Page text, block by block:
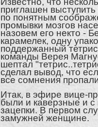
приглашен
по понятным
промывки мозгов
назовем его некто -
карамелек, одну
поддержанный
команды Верея
шептал
сделал вывод, что
все сомнения
Итак, в эфире вице-
были и каверзные и
зацепки. В первом
замужней женщине.